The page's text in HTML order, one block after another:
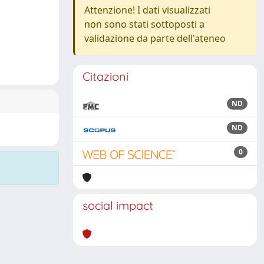
Attenzione! I dati visualizzati
non sono stati sottoposti a
validazione da parte dell'ateneo
Citazioni
ND
ND
0
social impact